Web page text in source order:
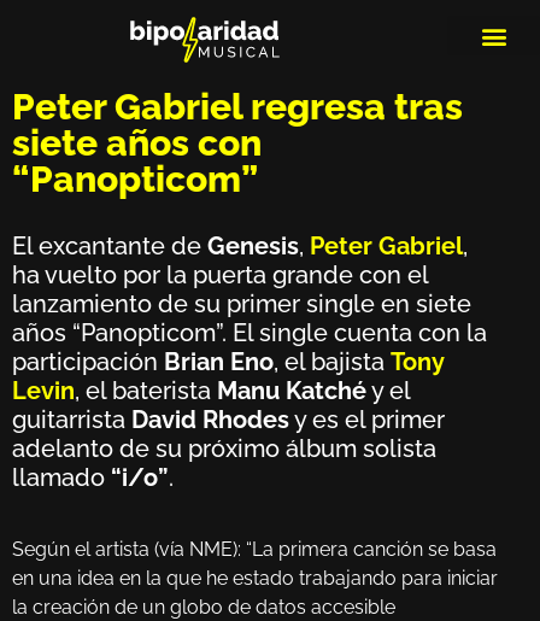
Peter Gabriel regresa tras
siete años con
“Panopticom”
El excantante de Genesis, Peter Gabriel,
ha vuelto por la puerta grande con el
lanzamiento de su primer single en siete
años “Panopticom”. El single cuenta con la
participación Brian Eno, el bajista Tony
Levin, el baterista Manu Katchéy el
guitarrista David Rhodesy es el primer
adelanto de su próximo álbum solista
llamado “i/o”.
Según el artista (vía NME): “La primera canción se basa
en una idea en la que he estado trabajando para iniciar
la creación de un globo de datos accesible